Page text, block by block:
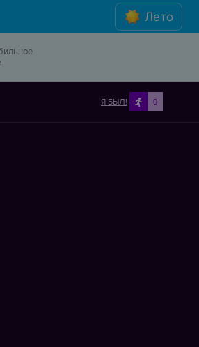
Лето
Я БЫЛ! 0